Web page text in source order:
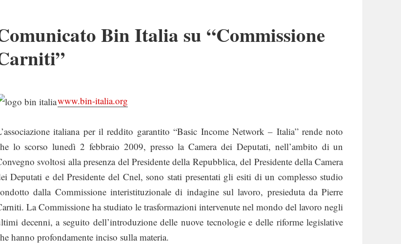
Bin Italia su “Commissione
www.bin-italia.org
italiana per il reddito garantito “Basic Income Network – Italia” rende noto
lo scorso lunedì 2 febbraio 2009, presso la Camera dei Deputati, nell’ambito di un
svoltosi alla presenza del Presidente della Repubblica, del Presidente della Camera
Deputati e del Presidente del Cnel, sono stati presentati gli esiti di un complesso studio
dalla Commissione interistituzionale di indagine sul lavoro, presieduta da Pierre
La Commissione ha studiato le trasformazioni intervenute nel mondo del lavoro negli
decenni, a seguito dell’introduzione delle nuove tecnologie e delle riforme legislative
hanno profondamente inciso sulla materia.